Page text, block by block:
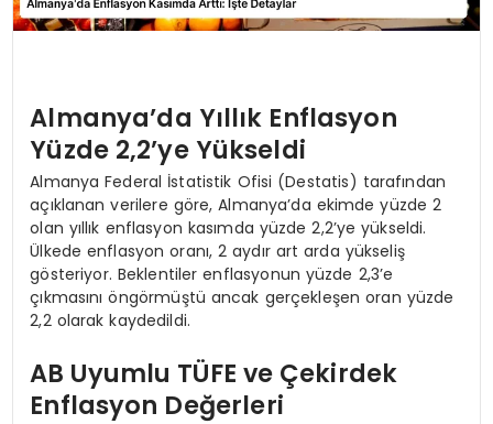
Almanya’da Yıllık Enflasyon
Yüzde 2,2’ye Yükseldi
Almanya Federal İstatistik Ofisi (Destatis) tarafından
açıklanan verilere göre, Almanya’da ekimde yüzde 2
olan yıllık enflasyon kasımda yüzde 2,2’ye yükseldi.
Ülkede enflasyon oranı, 2 aydır art arda yükseliş
gösteriyor. Beklentiler enflasyonun yüzde 2,3’e
çıkmasını öngörmüştü ancak gerçekleşen oran yüzde
2,2 olarak kaydedildi.
AB Uyumlu TÜFE ve Çekirdek
Enflasyon Değerleri